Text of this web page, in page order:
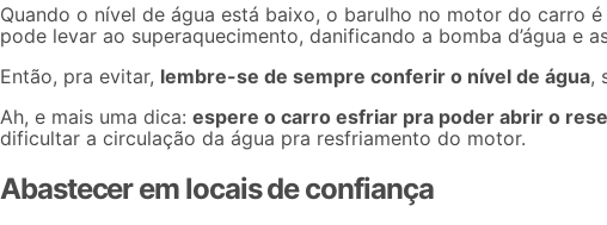
Quando o nível de água está baixo, o barulho no motor do carro
pode levar ao superaquecimento, danificando a bomba d’água e
Então, pra evitar, lembre-se de sempre conferir o nível de água,
Ah, e mais uma dica: espere o carro esfriar pra poder abrir o
dificultar a circulação da água pra resfriamento do motor.
Abastecer em locais de confiança